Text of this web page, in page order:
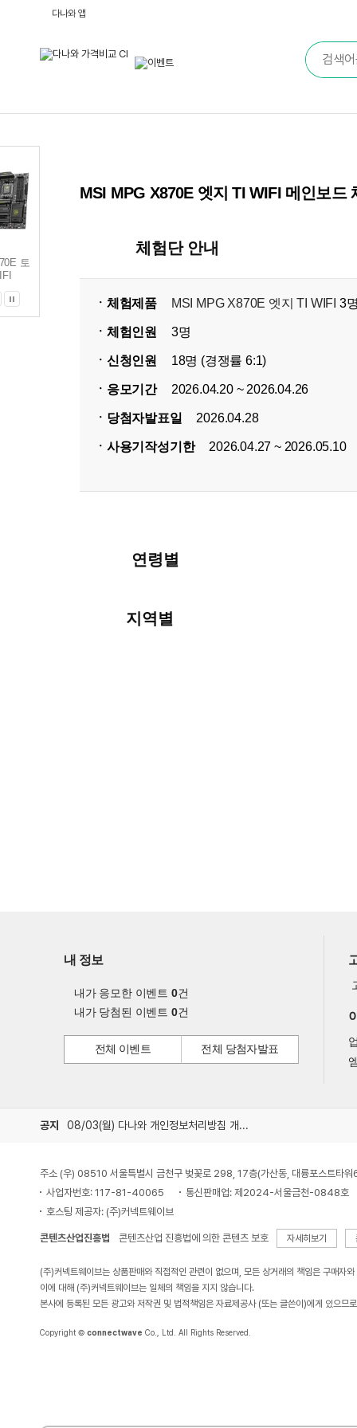
다나와 앱
토
호크 WIFI
WIFI
MSI MPG X870E 엣지 TI WIFI 메인보드
체험단 안내
ㆍ체험제품 MSI MPG X870E 엣지 TI WIFI 3
ㆍ체험인원 3명
ㆍ신청인원 18명 (경쟁률 6:1)
ㆍ응모기간 2026.04.20 ~ 2026.04.26
ㆍ당첨자발표일 2026.04.28
ㆍ사용기작성기한 2026.04.27 ~ 2026.05.10
연령별
지역별
내 정보
내가 응모한 이벤트 0건
내가 당첨된 이벤트 0건
전체 이벤트 전체 당첨자발표
공지 08/03(월) 다나와 개인정보처리방침 개정 안내
주소 (우) 08510 서울특별시 금천구 벚꽃로 298, 17층(가산동, 대륭포스트타워
사업자번호: 117-81-40065
통신판매업: 제2024-서울금천-0848호
호스팅 제공자: (주)커넥트웨이브
콘텐츠산업진흥법 콘텐츠산업 진흥법에 의한 콘텐츠 보호 자세히보기
(주)커넥트웨이브는 상품판매와 직접적인 관련이 없으며, 모든 상거래의 책임은 구매자
이에 대해 (주)커넥트웨이브는 일체의 책임을 지지 않습니다.
본사에 등록된 모든 광고와 저작권 및 법적책임은 자료제공사 (또는 글쓴이)에게 있으므
Copyright © connectwave Co., Ltd. All Rights Reserved.